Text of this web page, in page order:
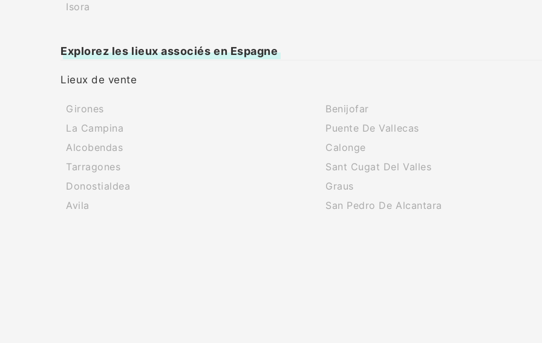
Isora
Explorez les lieux associés en Espagne
Lieux de vente
Girones
La Campina
Alcobendas
Tarragones
Donostialdea
Avila
Benijofar
Puente De Vallecas
Calonge
Sant Cugat Del Valles
Graus
San Pedro De Alcantara